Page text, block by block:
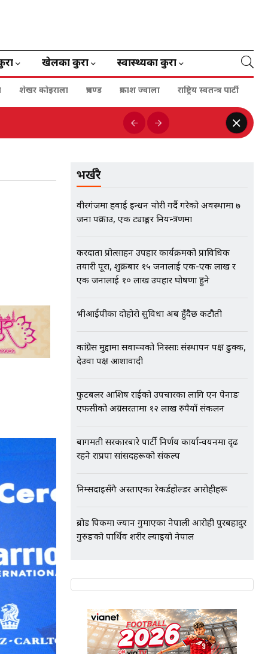
खेलका कुरा स्वास्थ्यका कुरा
शेखर कोइराला प्रचण्ड प्रकाश ज्वाला राष्ट्रिय स्वतन्त्र पार्टी
भर्खरै
वीरगंजमा हवाई इन्धन चोरी गर्दै गरेको अवस्थामा ७
जना पक्राउ, एक ट्याङ्कर नियन्त्रणमा
करदाता प्रोत्साहन उपहार कार्यक्रमको प्राविधिक
तयारी पूरा, शुक्रबार १५ जनालाई एक-एक लाख र
एक जनालाई १० लाख उपहार घोषणा हुने
भीआईपीका दोहोरो सुविधा अब हुँदैछ कटौती
कांग्रेस मुद्दामा सर्वोच्चको निस्साः संस्थापन पक्ष ढुक्क,
देउवा पक्ष आशावादी
फुटबलर आशिष राईको उपचारका लागि एन पेनाङ
एफसीको अग्रसरतामा १२ लाख रुपैयाँ संकलन
बागमती सरकारबारे पार्टी निर्णय कार्यान्वयनमा दृढ
रहने राप्रपा सांसदहरूको संकल्प
निम्सदाइसँगै अस्ताएका रेकर्डहोल्डर आरोहीहरू
ब्रोड पिकमा ज्यान गुमाएका नेपाली आरोही पुरबहादुर
गुरुङको पार्थिव शरीर ल्याइयो नेपाल